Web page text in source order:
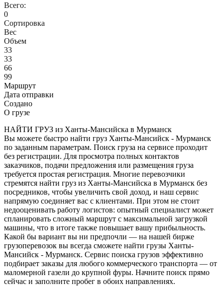
Всего:
0
Сортировка
Вес
Объем
33
33
66
99
Маршрут
Дата отправки
Создано
О грузе
НАЙТИ ГРУЗ из Ханты-Мансийска в Мурманск
Вы можете быстро найти груз Ханты-Мансийск - Мурманск
по заданным параметрам. Поиск груза на сервисе проходит
без регистрации. Для просмотра полных контактов
заказчиков, подачи предложения или размещения груза
требуется простая регистрация. Многие перевозчики
стремятся найти груз из Ханты-Мансийска в Мурманск без
посредников, чтобы увеличить свой доход, и наш сервис
напрямую соединяет вас с клиентами. При этом не стоит
недооценивать работу логистов: опытный специалист может
спланировать сложный маршрут с максимальной загрузкой
машины, что в итоге также повышает вашу прибыльность.
Какой бы вариант вы ни предпочли — на нашей бирже
грузоперевозок вы всегда сможете найти грузы Ханты-
Мансийск - Мурманск. Сервис поиска грузов эффективно
подбирает заказы для любого коммерческого транспорта — от
маломерной газели до крупной фуры. Начните поиск прямо
сейчас и заполните пробег в обоих направлениях.